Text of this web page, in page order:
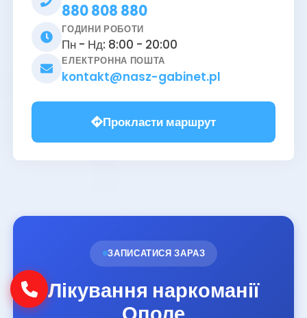
880 808 880
ГОДИНИ РОБОТИ
Пн - Нд: 8:00 - 20:00
ЕЛЕКТРОННА ПОШТА
kontakt@nasz-gabinet.pl
Прокласти маршрут
ЗАПИСАТИСЯ ЗАРАЗ
Лікування наркоманії